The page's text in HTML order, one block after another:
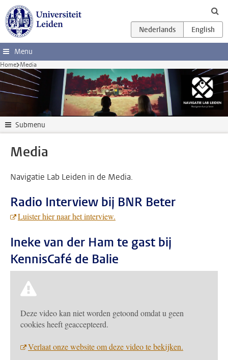
Ga direct naar de inhoud
Menu
Home Media
Submenu
Media
Navigatie Lab Leiden in de Media.
Radio Interview bij BNR Beter
Luister hier naar het interview.
Ineke van der Ham te gast bij
KennisCafé de Balie
Deze video kan niet worden getoond omdat u geen
cookies heeft geaccepteerd.
Verlaat onze website om deze video te bekijken.